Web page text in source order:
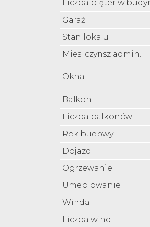
Liczba pięter w
Garaż
Stan lokalu
Mies. czynsz admin.
Okna
Balkon
Liczba balkonów
Rok budowy
Dojazd
Ogrzewanie
Umeblowanie
Winda
Liczba wind